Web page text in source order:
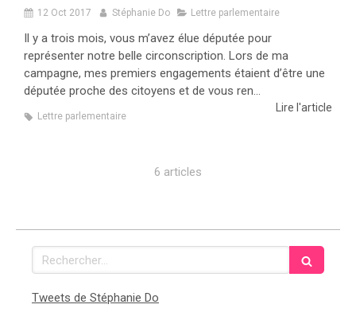
12 Oct 2017 Stéphanie Do Lettre parlementaire
Il y a trois mois, vous m’avez élue députée pour
représenter notre belle circonscription. Lors de ma
campagne, mes premiers engagements étaient d’être une
députée proche des citoyens et de vous ren...
Lire l'article
Lettre parlementaire
6 articles
Rechercher
Tweets de Stéphanie Do